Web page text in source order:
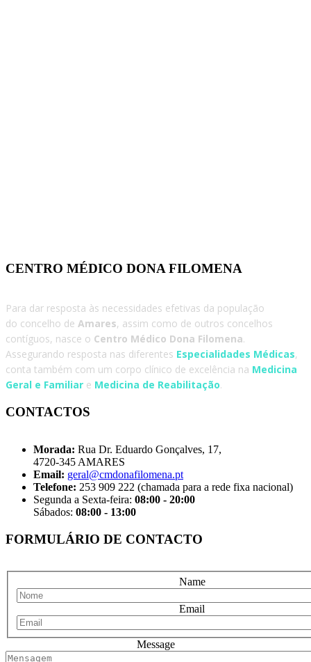
CENTRO MÉDICO DONA FILOMENA
Para dar resposta às necessidades efetivas da população
do concelho de Amares, assim como de outros concelhos
contíguos, nasce o Centro Médico Dona Filomena.
Assegurando resposta nas diferentes Especialidades Médicas,
conta também com um corpo clínico de excelência na Medicina
Geral e Familiar e Medicina de Reabilitação.
CONTACTOS
Morada: Rua Dr. Eduardo Gonçalves, 17,
4720-345 AMARES
Email: geral@cmdonafilomena.pt
Telefone: 253 909 222 (chamada para a rede fixa nacional)
Segunda a Sexta-feira: 08:00 - 20:00
Sábados: 08:00 - 13:00
FORMULÁRIO DE CONTACTO
Name
Email
Message